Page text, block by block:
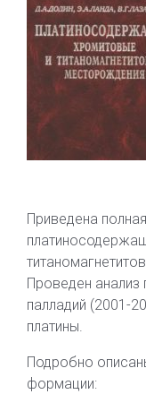
Приведена
Проведен анализ
палладий (2001-
платины.
Подробно
формации: